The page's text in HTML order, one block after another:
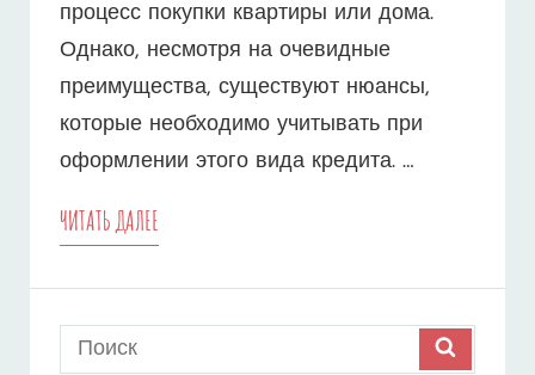
процесс покупки квартиры или дома.
Однако, несмотря на очевидные
преимущества, существуют нюансы,
которые необходимо учитывать при
оформлении этого вида кредита. …
ЧИТАТЬ ДАЛЕЕ
Search